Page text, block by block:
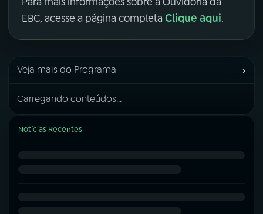
EBC, acesse a página completa Clique aqui.
Veja mais do Programa ›
Carregando conteúdos...
Notícias Recentes